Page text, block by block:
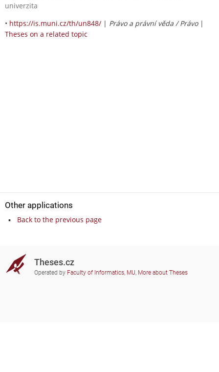
univerzita
• https://is.muni.cz/th/un848/ | Právo a právní věda / Právo|
Theses on a related topic
Other applications
Back to the previous page
Theses.cz
Operated by Faculty of Informatics, MU, More about Theses